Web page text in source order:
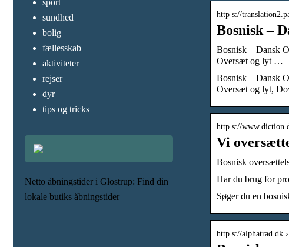
http s://
Bosnisk –
Bosnisk – Dansk
Oversæt og lyt …
Bosnisk – Dansk
Oversæt og lyt,
http s://
Vi
Bosnisk
Har du brug for
Søger du en
http s://alphatrad.dk
sport
sundhed
bolig
fællesskab
aktiviteter
rejser
dyr
tips og tricks
Netto åbningstider i Glostrup: Find din
lokale butiks åbningstider